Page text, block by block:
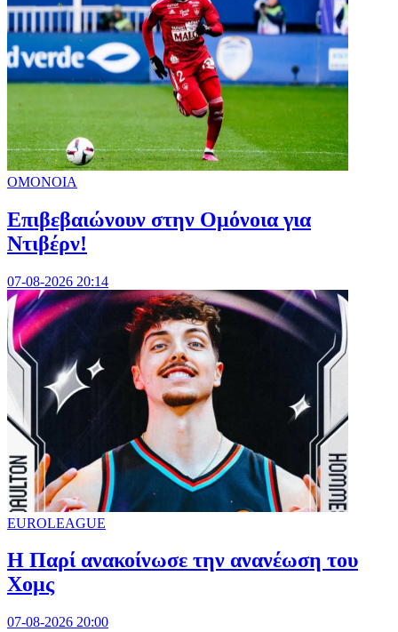
ΟΜΟΝΟΙΑ
Επιβεβαιώνουν στην Ομόνοια για
Ντιβέρν!
07-08-2026 20:14
EUROLEAGUE
Η Παρί ανακοίνωσε την ανανέωση του
Χομς
07-08-2026 20:00